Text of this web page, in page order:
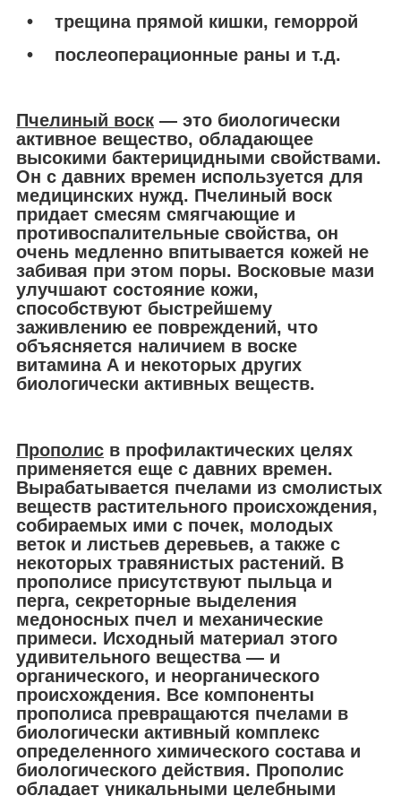
• трещина прямой кишки, геморрой
• послеоперационные раны и т.д.
Пчелиный воск ― это биологически
активное вещество, обладающее
высокими бактерицидными свойствами.
Он с давних времен используется для
медицинских нужд. Пчелиный воск
придает смесям смягчающие и
противоспалительные свойства, он
очень медленно впитывается кожей не
забивая при этом поры. Восковые мази
улучшают состояние кожи,
способствуют быстрейшему
заживлению ее повреждений, что
объясняется наличием в воске
витамина А и некоторых других
биологически активных веществ.
Прополис в профилактических целях
применяется еще с давних времен.
Вырабатывается пчелами из смолистых
веществ растительного происхождения,
собираемых ими с почек, молодых
веток и листьев деревьев, а также с
некоторых травянистых растений. В
прополисе присутствуют пыльца и
перга, секреторные выделения
медоносных пчел и механические
примеси. Исходный материал этого
удивительного вещества ― и
органического, и неорганического
происхождения. Все компоненты
прополиса превращаются пчелами в
биологически активный комплекс
определенного химического состава и
биологического действия. Прополис
обладает уникальными целебными